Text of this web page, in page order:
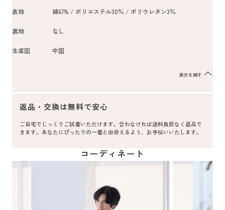
表地 綿67% / ポリエステル30％ / ポリウレタン3％
裏地 なし
生産国 中国
表示を隠す
返品・交換は無料で安心
ご自宅でじっくりご試着いただけます。合わなければ送料負担なく返品で
きます。あなたにぴったりの一着と出会えるよう、お手伝いいたします。
コーディネート